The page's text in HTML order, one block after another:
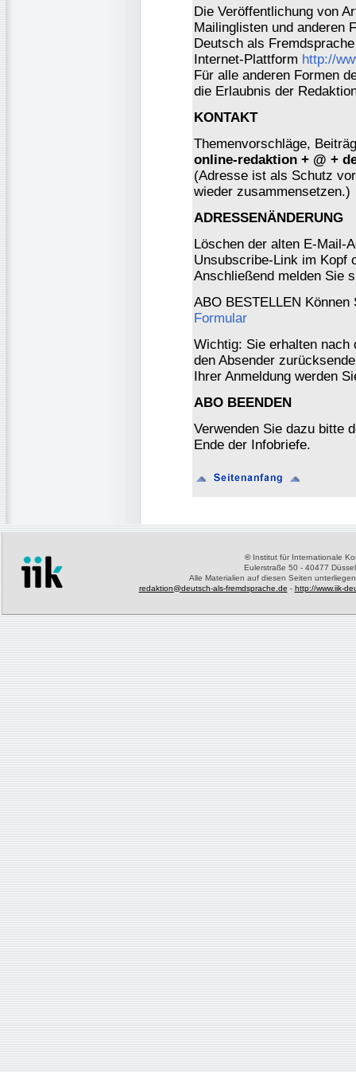
Die Veröffentlichung von
Mailinglisten und anderen
Deutsch als
Internet-Plattform http://
Für alle anderen Formen
die Erlaubnis der
KONTAKT
Themenvorschläge,
online-redaktion + @ +
(Adresse ist als Schutz
wieder zusammensetzen.)
ADRESSENÄNDERUNG
Löschen der alten E-Mail-
Unsubscribe-Link im Kopf
Anschließend melden Sie
ABO BESTELLEN
Formular
Wichtig: Sie erhalten nach
den Absender
Ihrer Anmeldung werden
ABO BEENDEN
Verwenden Sie dazu bitte
Ende der Infobriefe.
©Institut für Internationale
Eulerstraße 50 - 40477
Alle Materialien auf diesen Seiten
redaktion@deutsch-als-fremdsprache.de - http://www.iik-